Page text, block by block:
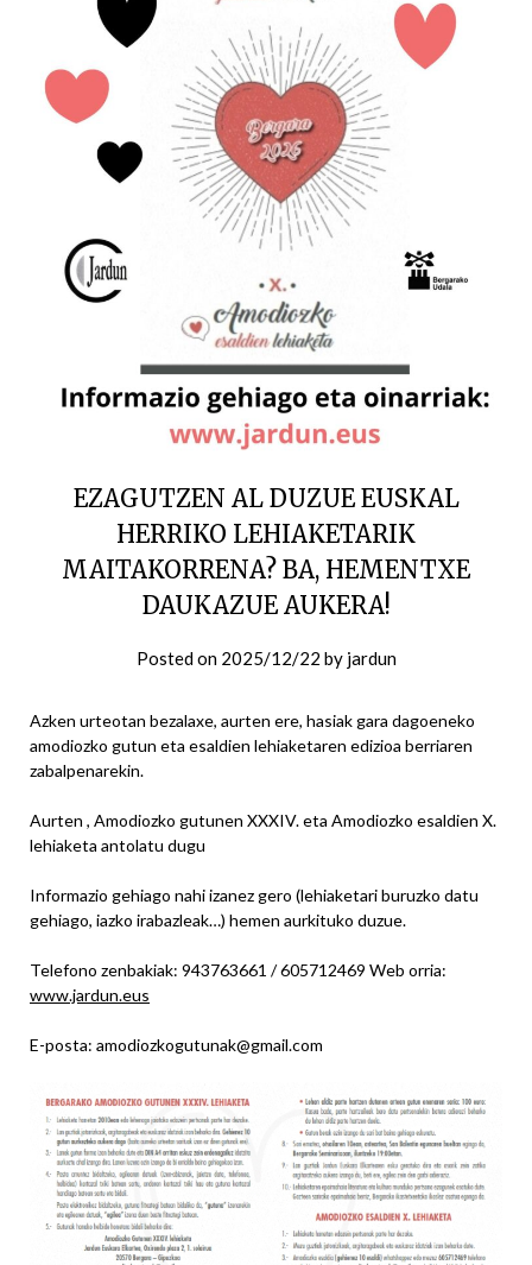
EZAGUTZEN AL DUZUE EUSKAL
HERRIKO LEHIAKETARIK
MAITAKORRENA? BA, HEMENTXE
DAUKAZUE AUKERA!
Posted on 2025/12/22 by jardun
Azken urteotan bezalaxe, aurten ere, hasiak gara dagoeneko
amodiozko gutun eta esaldien lehiaketaren edizioa berriaren
zabalpenarekin.
Aurten , Amodiozko gutunen XXXIV. eta Amodiozko esaldien X.
lehiaketa antolatu dugu
Informazio gehiago nahi izanez gero (lehiaketari buruzko datu
gehiago, iazko irabazleak…) hemen aurkituko duzue.
Telefono zenbakiak: 943763661 / 605712469 Web orria:
www.jardun.eus
E-posta: amodiozkogutunak@gmail.com